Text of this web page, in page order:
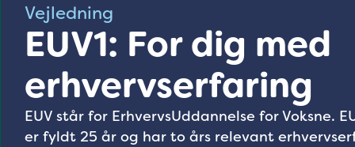
Vejledning
EUV1: For dig med
erhvervserfaring
EUV står for ErhvervsUddannelse for Voksne.
er fyldt 25 år og har to års relevant